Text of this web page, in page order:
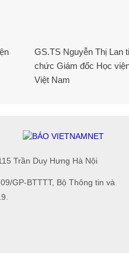
GS.TS Nguyễn Thị Lan
chức Giám đốc Học
Việt Nam
Trần Duy Hưng Hà Nội
GP-BTTTT, Bộ Thông tin và